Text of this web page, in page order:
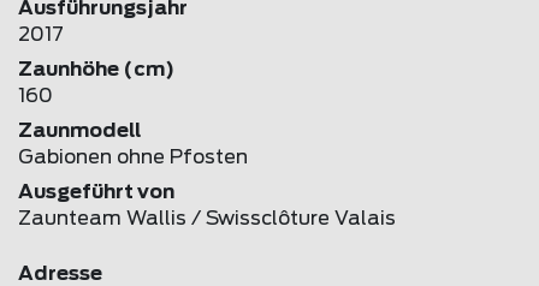
Ausführungsjahr
2017
Zaunhöhe (cm)
160
Zaunmodell
Gabionen ohne Pfosten
Ausgeführt von
Zaunteam Wallis / Swissclôture Valais
Adresse